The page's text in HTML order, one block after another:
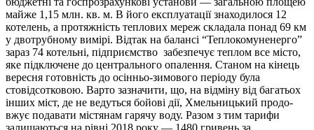
майже 1,15 млн. кв. м. В його експлуатації знаходилося 12
котелень, а протяжність теплових мереж складала понад 69 км
у двотрубному вимірі. Відтак на балансі “Теплокомуненерго”
зараз 74 котельні, підприємство забезпечує теплом все місто,
яке підключене до центрального опалення. Станом на кінець
вересня готовність до осінньо-зимового періоду була
стовідсотковою. Варто зазначити, що, на відміну від багатьох
інших міст, де не ведуться бойові дії, Хмельницький продо-
вжує подавати містянам гарячу воду. Разом з тим тарифи
залишаються на рівні 2018 року — 1480 гривень за